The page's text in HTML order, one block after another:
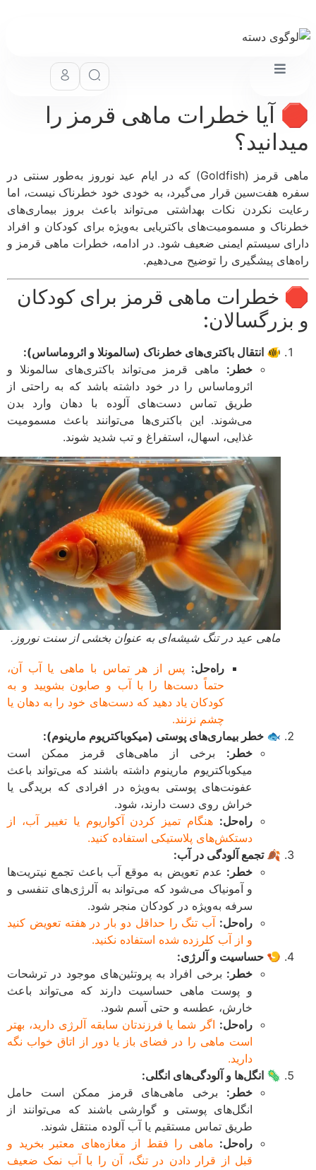
آیا خطرات ماهی قرمز را
ماهی قرمز (Goldfish) که در ایام عید نوروز به‌طور سنتی در
هفت‌سین قرار می‌گیرد، به خودی خود خطرناک نیست، اما
نکردن نکات بهداشتی می‌تواند باعث بروز بیماری‌های
و مسمومیت‌های باکتریایی به‌ویژه برای کودکان و افراد
سیستم ایمنی ضعیف شود. در ادامه، خطرات ماهی قرمز و
پیشگیری را توضیح می‌دهیم.
خطرات ماهی قرمز برای کودکان
🐠 انتقال باکتری‌های خطرناک (سالمونلا و ائروماساس):
خطر:ماهی قرمز می‌تواند باکتری‌های سالمونلا و
ائروماساس را در خود داشته باشد که به راحتی از
طریق تماس دست‌های آلوده با دهان وارد بدن
می‌شوند. این باکتری‌ها می‌توانند باعث مسمومیت
غذایی، اسهال، استفراغ و تب شدید شوند.
ماهی عید در تنگ شیشه‌ای به عنوان بخشی از سنت نوروز.
راه‌حل: پس از هر تماس با ماهی یا آب آن،
حتماً دست‌ها را با آب و صابون بشویید و به
کودکان یاد دهید که دست‌های خود را به دهان یا
چشم نزنند.
🐟 خطر بیماری‌های پوستی (میکوباکتریوم مارینوم):
خطر:برخی از ماهی‌های قرمز ممکن است
میکوباکتریوم مارینوم داشته باشند که می‌تواند باعث
عفونت‌های پوستی به‌ویژه در افرادی که بریدگی یا
خراش روی دست دارند، شود.
راه‌حل: هنگام تمیز کردن آکواریوم یا تغییر آب، از
دستکش‌های پلاستیکی استفاده کنید.
🍂 تجمع آلودگی در آب:
خطر:عدم تعویض به موقع آب باعث تجمع نیتریت‌ها
و آمونیاک می‌شود که می‌تواند به آلرژی‌های تنفسی و
سرفه به‌ویژه در کودکان منجر شود.
راه‌حل: آب تنگ را حداقل دو بار در هفته تعویض کنید
و از آب کلرزده شده استفاده نکنید.
🍤 حساسیت و آلرژی:
خطر:برخی افراد به پروتئین‌های موجود در ترشحات
و پوست ماهی حساسیت دارند که می‌تواند باعث
خارش، عطسه و حتی آسم شود.
راه‌حل: اگر شما یا فرزندتان سابقه آلرژی دارید، بهتر
است ماهی را در فضای باز یا دور از اتاق خواب نگه
دارید.
🦠 انگل‌ها و آلودگی‌های انگلی:
خطر:برخی ماهی‌های قرمز ممکن است حامل
انگل‌های پوستی و گوارشی باشند که می‌توانند از
طریق تماس مستقیم یا آب آلوده منتقل شوند.
راه‌حل: ماهی را فقط از مغازه‌های معتبر بخرید و
قبل از قرار دادن در تنگ، آن را با آب نمک ضعیف